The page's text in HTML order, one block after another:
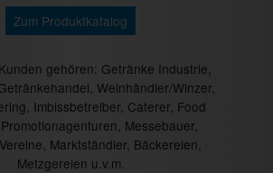
Zum Produktkatalog
gehören: Getränke Industrie,
Weinhändler/Winzer,
Imbissbetreiber, Caterer, Food
Messebauer,
Marktständler, Bäckereien,
Metzgereien u.v.m.